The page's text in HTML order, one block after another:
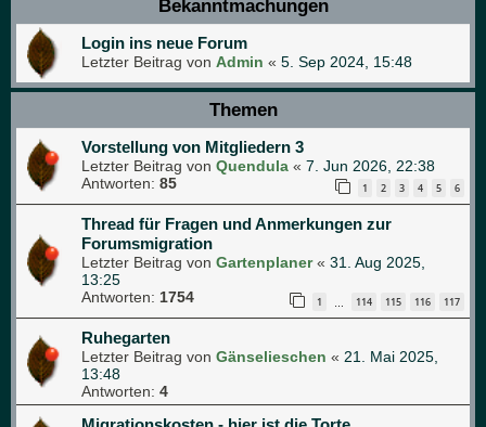
Bekanntmachungen
Login ins neue Forum
Letzter Beitrag von Admin « 5. Sep 2024, 15:48
Themen
Vorstellung von Mitgliedern 3
Letzter Beitrag von Quendula « 7. Jun 2026, 22:38
Antworten: 85 1 2 3 4 5 6
Thread für Fragen und Anmerkungen zur
Forumsmigration
Letzter Beitrag von Gartenplaner« 31. Aug 2025,
13:25
Antworten: 1754 1 … 114 115 116 117
Ruhegarten
Letzter Beitrag von Gänselieschen « 21. Mai 2025,
13:48
Antworten: 4